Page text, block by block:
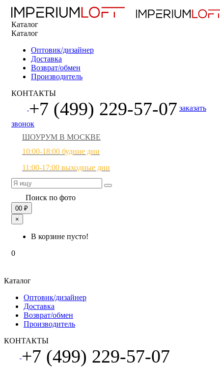
Каталог
Каталог
Оптовик/дизайнер
Доставка
Возврат/обмен
Производитель
КОНТАКТЫ
+7 (499) 229-57-07 заказать
звонок
ШОУРУМ В МОСКВЕ
10:00-18:00 будние дни
11:00-17:00 выходные дни
Поиск по фото
00 ₽
×
В корзине пусто!
0
Каталог
Оптовик/дизайнер
Доставка
Возврат/обмен
Производитель
КОНТАКТЫ
+7 (499) 229-57-07